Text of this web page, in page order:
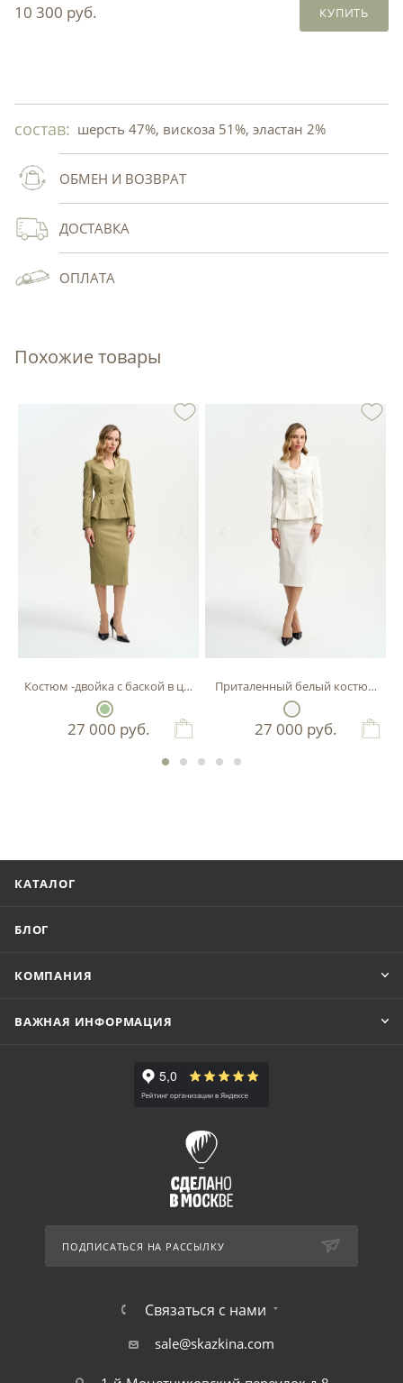
10 300 руб. КУПИТЬ
состав: шерсть 47%, вискоза 51%, эластан 2%
ОБМЕН И ВОЗВРАТ
ДОСТАВКА
ОПЛАТА
Похожие товары
Костюм -двойка с баской в цвете фисташка
27 000 руб.
Приталенный белый костюм-
27 000 руб.
КАТАЛОГ
БЛОГ
КОМПАНИЯ
ВАЖНАЯ ИНФОРМАЦИЯ
ПОДПИСАТЬСЯ НА РАССЫЛКУ
Связаться с нами
sale@skazkina.com